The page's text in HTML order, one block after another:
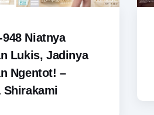
948 Niatnya
Lukis, Jadinya
Ngentot! –
Shirakami